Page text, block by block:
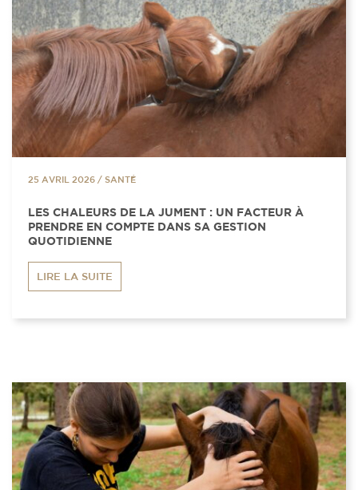
25 AVRIL 2026 / SANTÉ
LES CHALEURS DE LA JUMENT : UN FACTEUR À
PRENDRE EN COMPTE DANS SA GESTION
QUOTIDIENNE
LIRE LA SUITE